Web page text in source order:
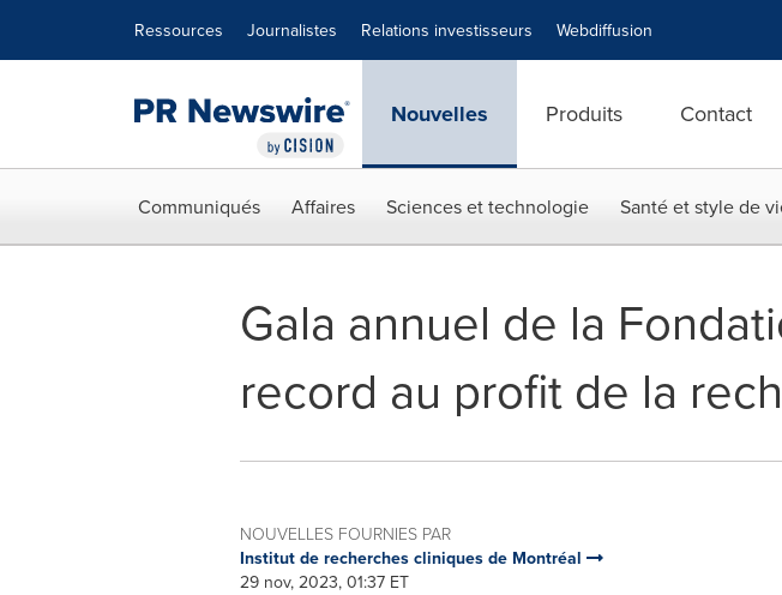
Ressources Journalistes Relations investisseurs Webdiffusion
Nouvelles Produits Contact
Communiqués Affaires Sciences et technologie Santé et style de
Gala annuel de la
record au profit de la
NOUVELLES FOURNIES PAR
Institut de recherches cliniques de Montréal
29 nov, 2023, 01:37 ET